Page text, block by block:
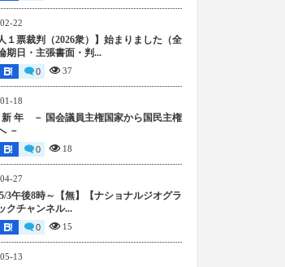
22
１票裁判（2026衆）】始まりました（全
期日・主張書面・判...
0 37
18
新 年 － 国会議員主権国家から国民主権
－
0 18
27
3午後8時～【無】【ナショナルジオグラ
クチャンネル...
0 15
13